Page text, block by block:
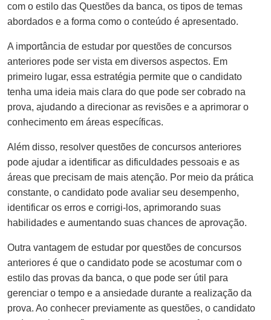
com o estilo das Questões da banca, os tipos de temas
abordados e a forma como o conteúdo é apresentado.
A importância de estudar por questões de concursos
anteriores pode ser vista em diversos aspectos. Em
primeiro lugar, essa estratégia permite que o candidato
tenha uma ideia mais clara do que pode ser cobrado na
prova, ajudando a direcionar as revisões e a aprimorar o
conhecimento em áreas específicas.
Além disso, resolver questões de concursos anteriores
pode ajudar a identificar as dificuldades pessoais e as
áreas que precisam de mais atenção. Por meio da prática
constante, o candidato pode avaliar seu desempenho,
identificar os erros e corrigi-los, aprimorando suas
habilidades e aumentando suas chances de aprovação.
Outra vantagem de estudar por questões de concursos
anteriores é que o candidato pode se acostumar com o
estilo das provas da banca, o que pode ser útil para
gerenciar o tempo e a ansiedade durante a realização da
prova. Ao conhecer previamente as questões, o candidato